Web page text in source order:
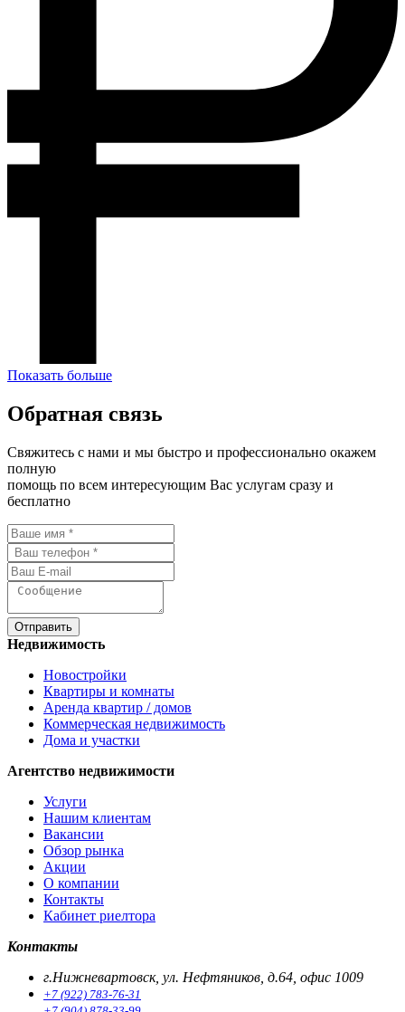
Показать больше
Обратная связь
Свяжитесь с нами и мы быстро и профессионально окажем
полную
помощь по всем интересующим Вас услугам сразу и
бесплатно
Отправить
Недвижимость
Новостройки
Квартиры и комнаты
Аренда квартир / домов
Коммерческая недвижимость
Дома и участки
Агентство недвижимости
Услуги
Нашим клиентам
Вакансии
Обзор рынка
Акции
О компании
Контакты
Кабинет риелтора
Контакты
г.Нижневартовск, ул. Нефтяников, д.64, офис 1009
+7 (922) 783-76-31